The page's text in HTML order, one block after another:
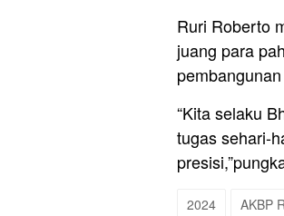
Ruri Roberto
juang para
“Kita selaku
tugas sehari-
2024 AKBP